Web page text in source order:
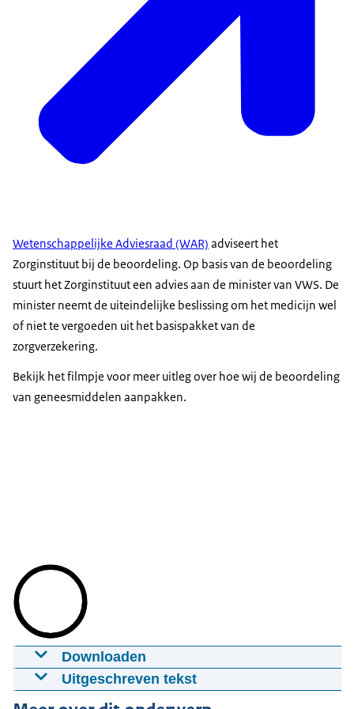
Wetenschappelijke Adviesraad (WAR) adviseert het
Zorginstituut bij de beoordeling. Op basis van de beoordeling
stuurt het Zorginstituut een advies aan de minister van VWS. De
minister neemt de uiteindelijke beslissing om het medicijn wel
of niet te vergoeden uit het basispakket van de
zorgverzekering.
Bekijk het filmpje voor meer uitleg over hoe wij de beoordeling
van geneesmiddelen aanpakken.
Downloaden
Beoordeling van geneesmiddelen door het
Zorginstituut
Uitgeschreven tekst
[Zorginstituut Nederland]